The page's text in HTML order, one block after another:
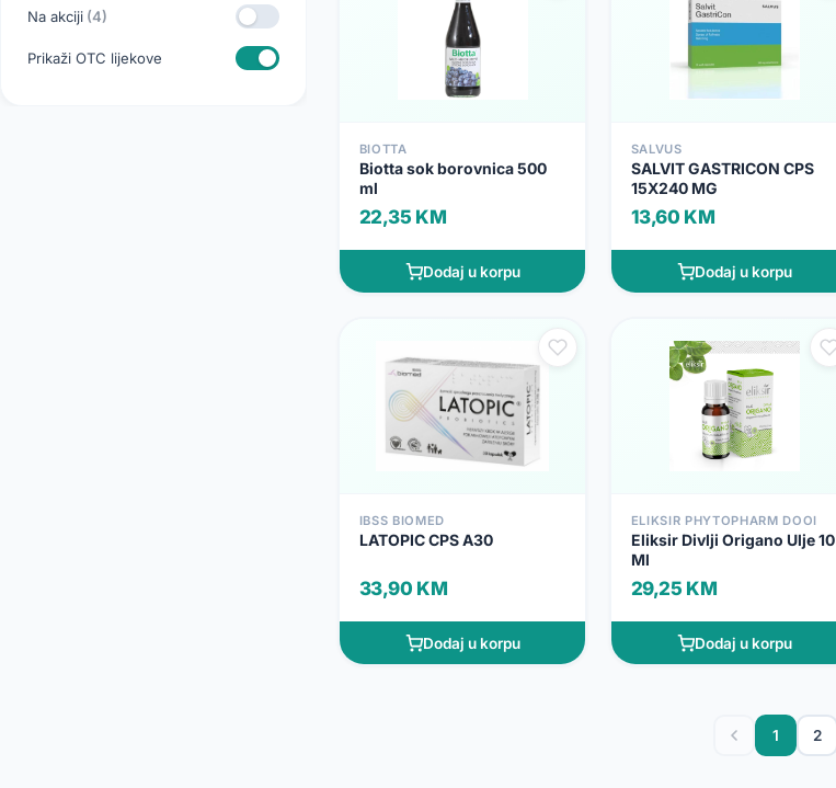
Na akciji (4)
Prikaži OTC lijekove
BIOTTA
Biotta sok borovnica 500
ml
22,35 KM
Dodaj u korpu
SALVUS
SALVIT GASTRICON CPS
15X240 MG
13,60 KM
Dodaj u korpu
IBSS BIOMED
LATOPIC CPS A30
33,90 KM
Dodaj u korpu
ELIKSIR PHYTOPHARM DOOI
Eliksir Divlji Origano Ulje 10
Ml
29,25 KM
Dodaj u korpu
1 2